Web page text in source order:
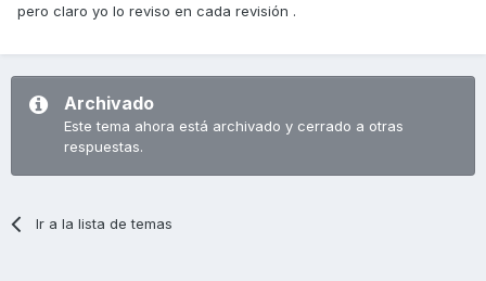
pero claro yo lo reviso en cada revisión .
Archivado
Este tema ahora está archivado y cerrado a otras
respuestas.
Ir a la lista de temas